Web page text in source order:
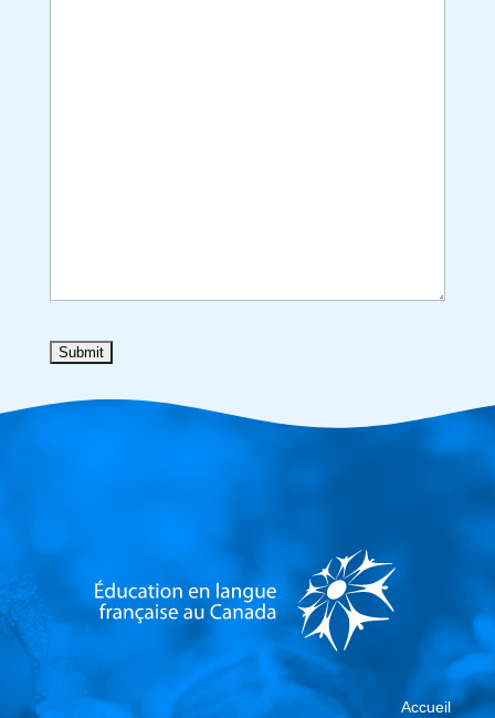
Accueil